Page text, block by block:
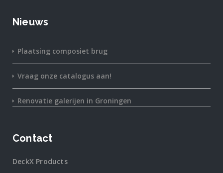
Nieuws
Plaatsing composiet brug
Vraag onze catalogus aan!
Renovatie galerijen in Groningen
Contact
DeckX Products